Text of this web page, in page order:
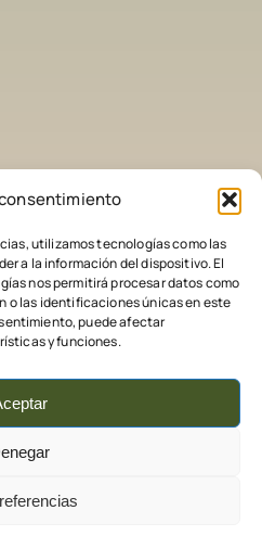
utilizamos tecnologías como las
a la información del dispositivo. El
nos permitirá procesar datos como
o las identificaciones únicas en este
puede afectar
y funciones.